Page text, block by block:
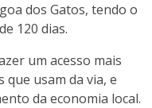
dos Gatos, tendo o
120 dias.
um acesso mais
usam da via, e
da economia local.